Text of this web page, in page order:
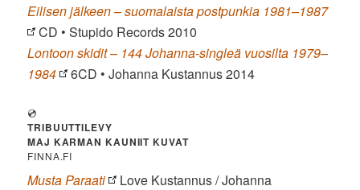
Eilisen jälkeen – suomalaista postpunkia 1981–1987
CD • Stupido Records 2010
Lontoon skidit – 144 Johanna-singleä vuosilta 1979–
1984
6CD • Johanna Kustannus 2014
💿
TRIBUUTTILEVY
MAJ KARMAN KAUNIIT KUVAT
FINNA.FI
Musta Paraati
Love Kustannus / Johanna